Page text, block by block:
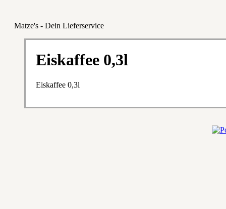
Matze's - Dein Lieferservice
Eiskaffee 0,3l
Eiskaffee 0,3l